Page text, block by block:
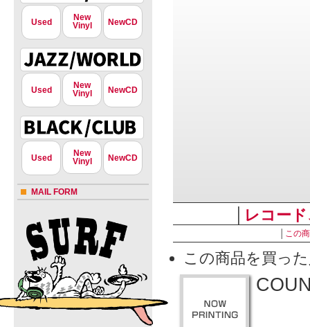
Used
New
Vinyl
NewCD
Used
New
Vinyl
NewCD
Used
New
Vinyl
NewCD
MAIL FORM
レコー
この
この商品を買っ